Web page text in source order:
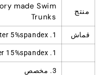
منتج
made Swim
Trunks
قماش 1. 95%
5%spandex
1. 85%
15%spandex
3. مخصص